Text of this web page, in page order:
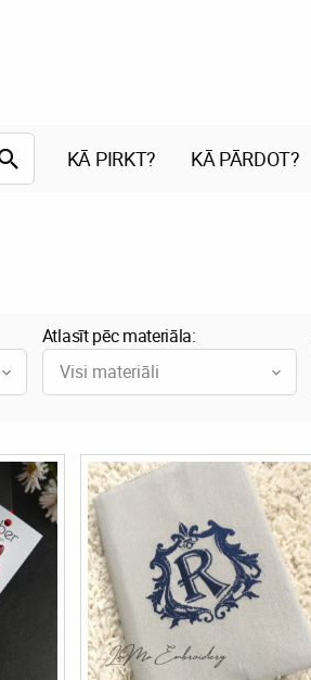
KĀ PIRKT? KĀ PĀRDOT?
Atlasīt pēc materiāla:
Visi materiāli